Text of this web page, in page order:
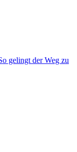
gelingt der Weg zu